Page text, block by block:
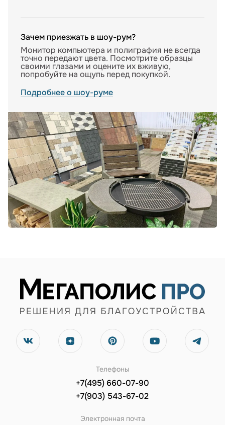
Зачем приезжать в шоу-рум?
Монитор компьютера и полиграфия не всегда
точно передают цвета. Посмотрите образцы
своими глазами и оцените их вживую,
попробуйте на ощупь перед покупкой.
Подробнее о шоу-руме
Телефоны
+7(495) 660-07-90
+7(903) 543-67-02
Электронная почта